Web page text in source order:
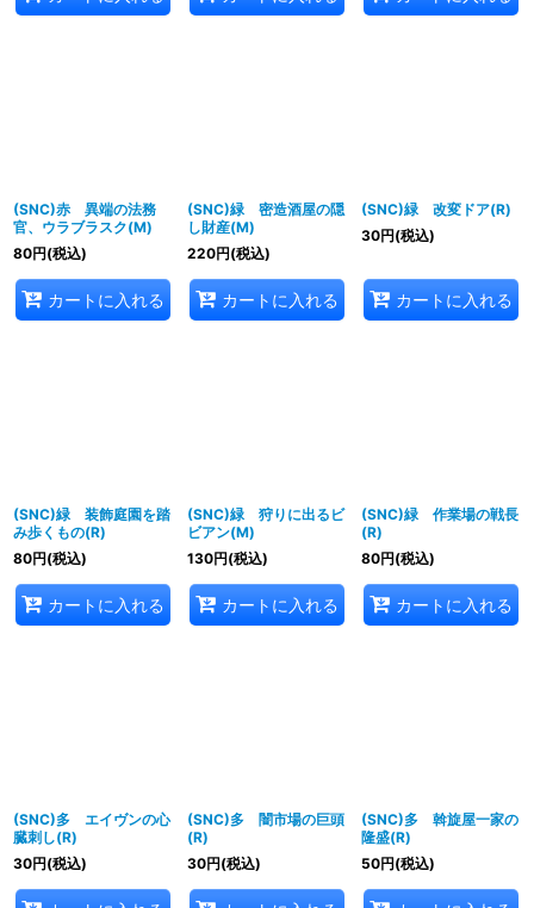
(SNC)赤 異端の法務
官、ウラブラスク(M)
80円(税込)
カートに入れる
(SNC)緑 密造酒屋の隠
し財産(M)
220円(税込)
カートに入れる
(SNC)緑 改変ドア(R)
30円(税込)
カートに入れる
(SNC)緑 装飾庭園を踏
み歩くもの(R)
80円(税込)
カートに入れる
(SNC)緑 狩りに出るビ
ビアン(M)
130円(税込)
カートに入れる
(SNC)緑 作業場の戦長
(R)
80円(税込)
カートに入れる
(SNC)多 エイヴンの心
臓刺し(R)
30円(税込)
(SNC)多 闇市場の巨頭
(R)
30円(税込)
(SNC)多 斡旋屋一家の
隆盛(R)
50円(税込)